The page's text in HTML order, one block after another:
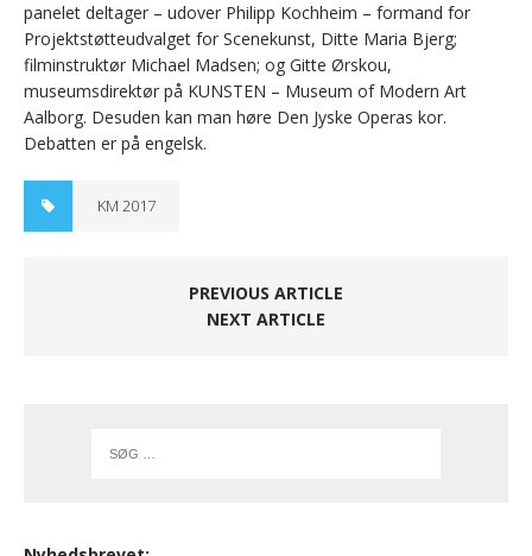
panelet deltager – udover Philipp Kochheim – formand for
Projektstøtteudvalget for Scenekunst, Ditte Maria Bjerg;
filminstruktør Michael Madsen; og Gitte Ørskou,
museumsdirektør på KUNSTEN – Museum of Modern Art
Aalborg. Desuden kan man høre Den Jyske Operas kor.
Debatten er på engelsk.
KM 2017
PREVIOUS ARTICLE
NEXT ARTICLE